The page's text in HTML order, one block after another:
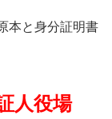
本と身分証明書
人役場